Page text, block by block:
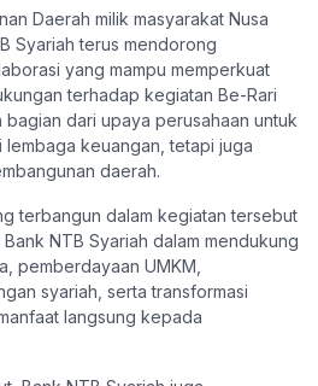
Daerah milik masyarakat Nusa
Syariah terus mendorong
yang mampu memperkuat
terhadap kegiatan Be-Rari
dari upaya perusahaan untuk
keuangan, tetapi juga
daerah.
terbangun dalam kegiatan tersebut
NTB Syariah dalam mendukung
pemberdayaan UMKM,
syariah, serta transformasi
langsung kepada